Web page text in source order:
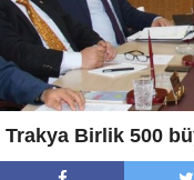
Trakya Birlik 500